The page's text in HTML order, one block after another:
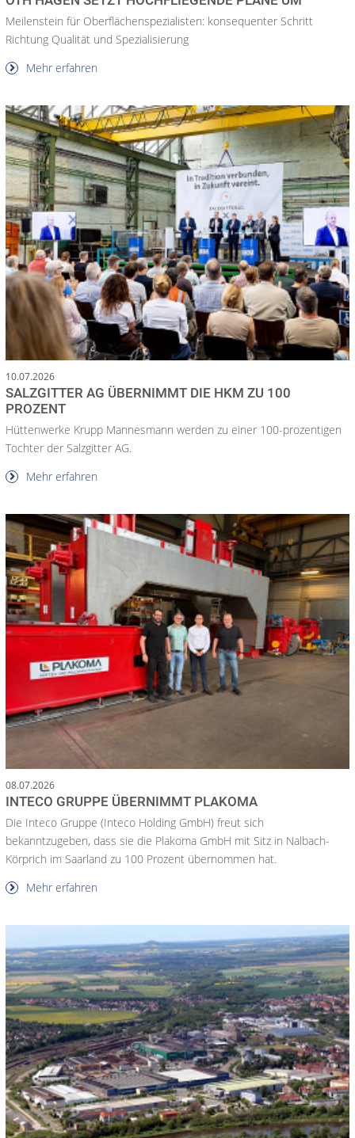
Meilenstein für Oberflächenspezialisten: konsequenter Schritt
Richtung Qualität und Spezialisierung
Mehr erfahren
10.07.2026
SALZGITTER AG ÜBERNIMMT DIE HKM ZU 100
PROZENT
Hüttenwerke Krupp Mannesmann werden zu einer 100-prozentigen
Tochter der Salzgitter AG.
Mehr erfahren
08.07.2026
INTECO GRUPPE ÜBERNIMMT PLAKOMA
Die Inteco Gruppe (Inteco Holding GmbH) freut sich
bekanntzugeben, dass sie die Plakoma GmbH mit Sitz in Nalbach-
Körprich im Saarland zu 100 Prozent übernommen hat.
Mehr erfahren